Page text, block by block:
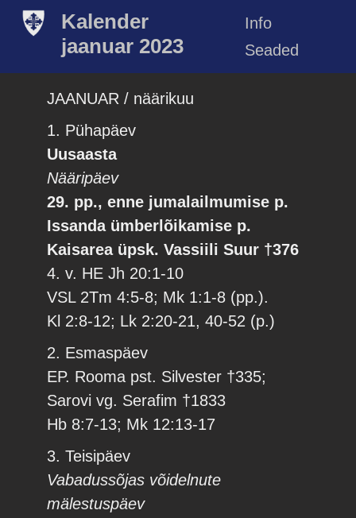
Kalender
jaanuar 2023
Info
Seaded
JAANUAR / näärikuu
1. Pühapäev
Uusaasta
Nääripäev
29. pp., enne jumalailmumise p.
Issanda ümberlõikamise p.
Kaisarea üpsk. Vassiili Suur †376
4. v. HE Jh 20:1-10
VSL 2Tm 4:5-8; Mk 1:1-8 (pp.).
Kl 2:8-12; Lk 2:20-21, 40-52 (p.)
2. Esmaspäev
EP. Rooma pst. Silvester †335;
Sarovi vg. Serafim †1833
Hb 8:7-13; Mk 12:13-17
3. Teisipäev
Vabadussõjas võidelnute
mälestuspäev